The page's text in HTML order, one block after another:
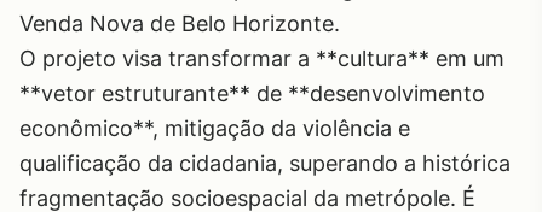
Venda Nova de Belo Horizonte.
O projeto visa transformar a **cultura** em um
**vetor estruturante** de **desenvolvimento
econômico**, mitigação da violência e
qualificação da cidadania, superando a histórica
fragmentação socioespacial da metrópole. É